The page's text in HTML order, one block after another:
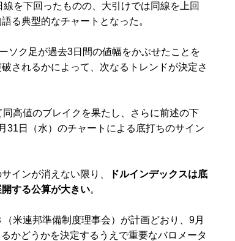
を下回ったものの、大引けでは同線を上回
る典型的なチャートとなった。
ク足が過去3日間の値幅をかぶせたことを
されるかによって、次なるトレンドが決定さ
高値のブレイクを果たし、さらに前述の下
31日（水）のチャートによる底打ちのサイン
インが消えない限り、
ドルインデックスは底
する公算が大きい。
米連邦準備制度理事会）が計画どおり、9月
かどうかを決定するうえで重要なバロメータ